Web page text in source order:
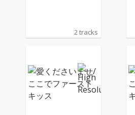
2 tracks